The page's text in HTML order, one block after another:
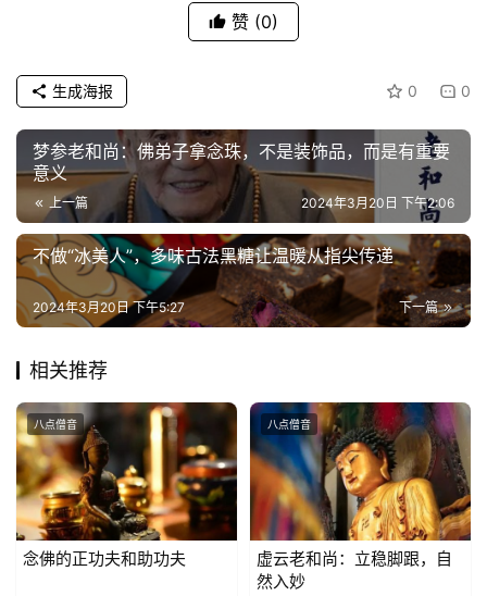
录
佛
教
艺
术
策
法
规
免
责
声
明
赞 (0)
0 0
生成海报
梦参老和尚：佛弟子拿念珠，不是装饰品，而是有重要
意义
上一篇 2024年3月20日 下午2:06
不做“冰美人”，多味古法黑糖让温暖从指尖传递
下一篇
2024年3月20日 下午5:27
相关推荐
八点僧音
念佛的正功夫和助功夫
八点僧音
虚云老和尚：立稳脚跟，自
然入妙